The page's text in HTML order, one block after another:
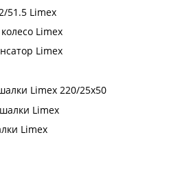
51.5 Limex
Limex
Limex
Limex 220/25x50
Limex
Limex